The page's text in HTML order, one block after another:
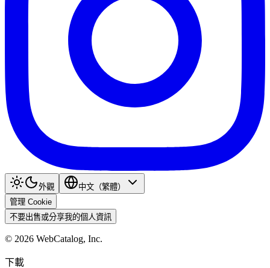
外觀
中文（繁體）
管理 Cookie
不要出售或分享我的個人資訊
© 2026 WebCatalog, Inc.
下載